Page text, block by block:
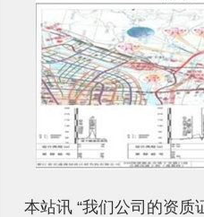
本站讯 “我们公司的资